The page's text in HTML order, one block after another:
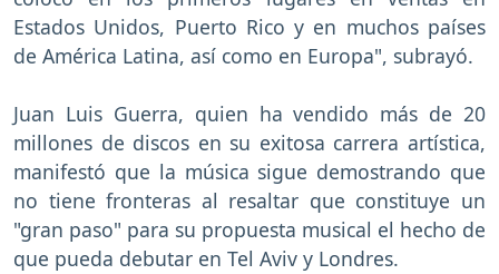
Estados Unidos, Puerto Rico y en muchos países
de América Latina, así como en Europa", subrayó.
Juan Luis Guerra, quien ha vendido más de 20
millones de discos en su exitosa carrera artística,
manifestó que la música sigue demostrando que
no tiene fronteras al resaltar que constituye un
"gran paso" para su propuesta musical el hecho de
que pueda debutar en Tel Aviv y Londres.